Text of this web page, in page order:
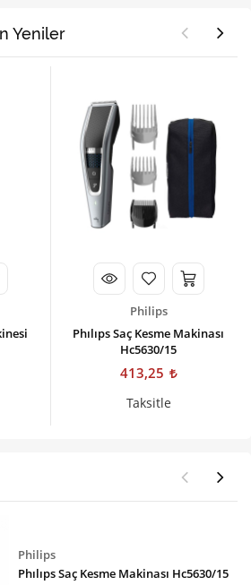
Yeniler
Philips
Phılıps Saç Kesme Makinası
Hc5630/15
413,25
Taksitle
Philips
Phılıps Saç Kesme Makinası Hc5630/15